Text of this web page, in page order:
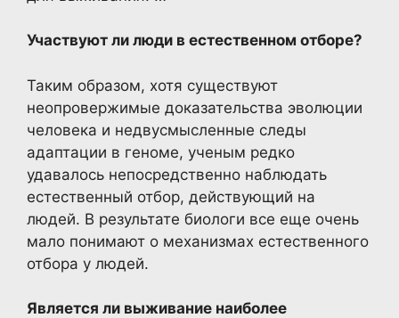
Участвуют ли люди в естественном отборе?
Таким образом, хотя существуют
неопровержимые доказательства эволюции
человека и недвусмысленные следы
адаптации в геноме, ученым редко
удавалось непосредственно наблюдать
естественный отбор, действующий на
людей. В результате биологи все еще очень
мало понимают о механизмах естественного
отбора у людей.
Является ли выживание наиболее